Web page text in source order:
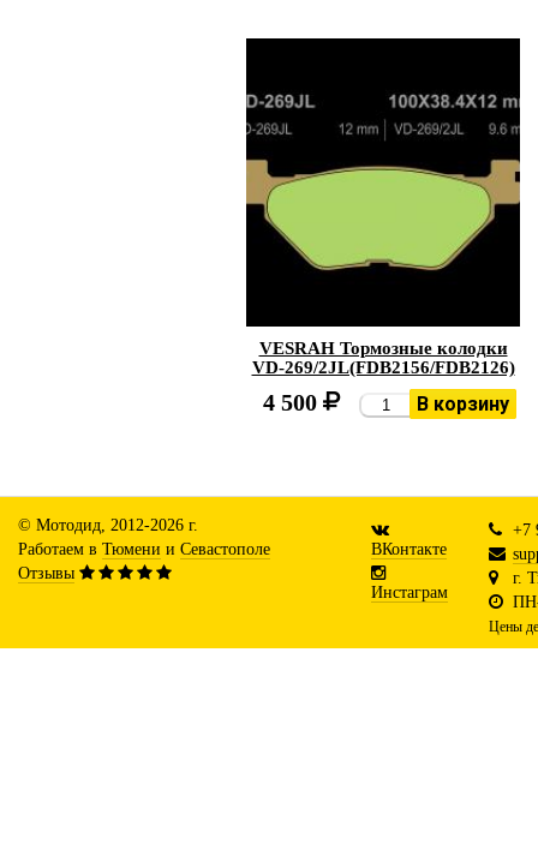
VESRAH Тормозные колодки
VD-269/2JL(FDB2156/FDB2126)
4 500 В корзину
© Мотодид, 2012-2026 г.
Работаем в Тюмени и Севастополе
Отзывы
ВКонтакте
Инстаграм
+7
г.
Цены